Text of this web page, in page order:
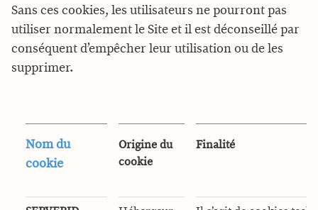
Sans ces cookies, les utilisateurs ne pourront pas
utiliser normalement le Site et il est déconseillé par
conséquent d’empêcher leur utilisation ou de les
supprimer.
Nom du
cookie
Origine du
cookie
Finalité